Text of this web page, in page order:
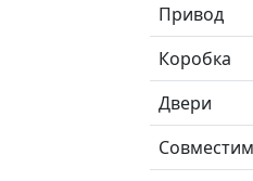
Привод
Коробка
Двери